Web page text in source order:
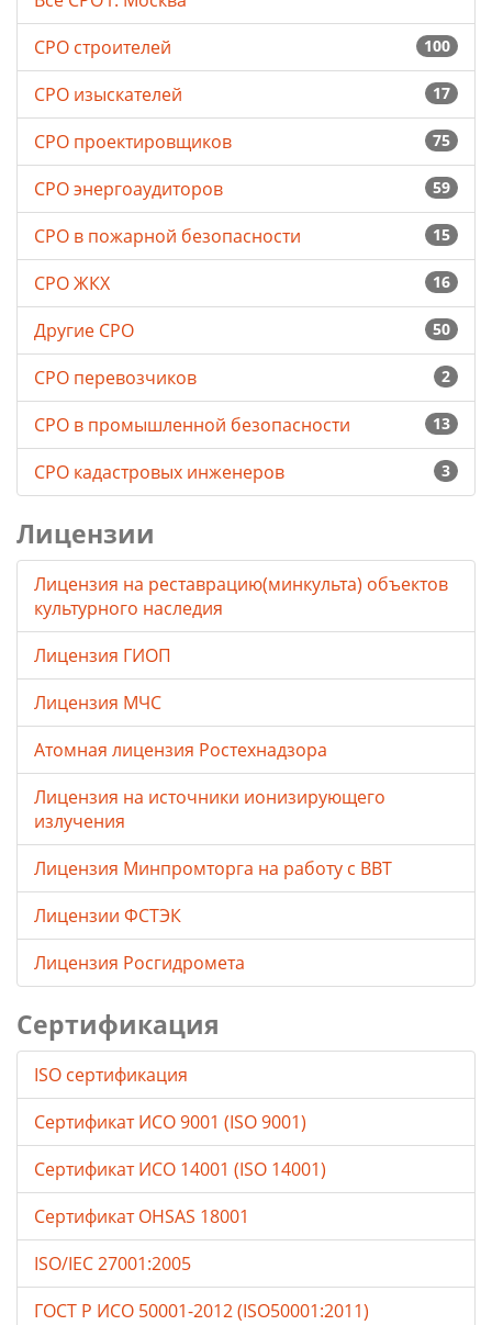
100
СРО строителей
17
СРО изыскателей
75
СРО проектировщиков
59
СРО энергоаудиторов
15
СРО в пожарной безопасности
16
СРО ЖКХ
50
Другие СРО
2
СРО перевозчиков
13
СРО в промышленной безопасности
3
СРО кадастровых инженеров
Лицензии
Лицензия на реставрацию(минкульта) объектов
культурного наследия
Лицензия ГИОП
Лицензия МЧС
Атомная лицензия Ростехнадзора
Лицензия на источники ионизирующего
излучения
Лицензия Минпромторга на работу с ВВТ
Лицензии ФСТЭК
Лицензия Росгидромета
Сертификация
ISO сертификация
Сертификат ИСО 9001 (ISO 9001)
Сертификат ИСО 14001 (ISO 14001)
Сертификат OHSAS 18001
ISO/IEC 27001:2005
ГОСТ Р ИСО 50001-2012 (ISO50001:2011)